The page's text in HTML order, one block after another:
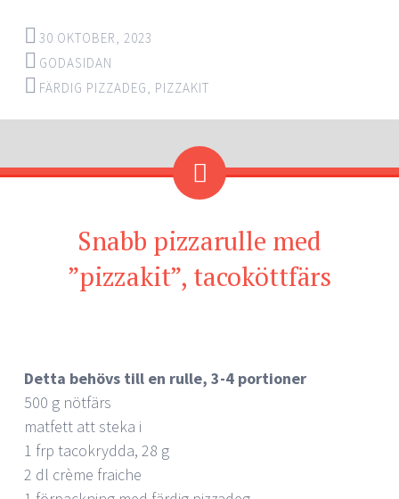
30 OKTOBER, 2023
GODASIDAN
FÄRDIG PIZZADEG, PIZZAKIT
Snabb pizzarulle med
”pizzakit”, tacoköttfärs
Detta behövs till en rulle, 3-4 portioner
500 g nötfärs
matfett att steka i
1 frp tacokrydda, 28 g
2 dl crème fraiche